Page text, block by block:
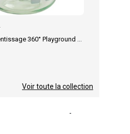
Voir toute la collection
-